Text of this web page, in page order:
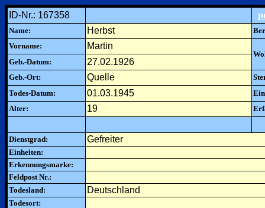
ID-Nr.: 167358
Name: Herbst
Vorname:
Martin
Geb.-Datum:
27.02.1926
Geb.-Ort: Quelle
Todes-Datum:
01.03.1945
Alter:
19
Dienstgrad: Gefreiter
Einheiten:
Erkennungsmarke:
Feldpost Nr.:
Todesland:
Deutschland
Todesort: